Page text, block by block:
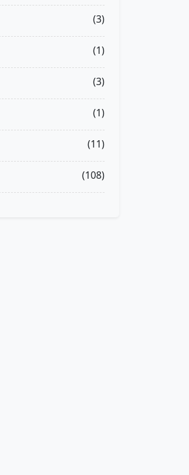
(3)
(1)
(3)
(1)
(11)
(108)